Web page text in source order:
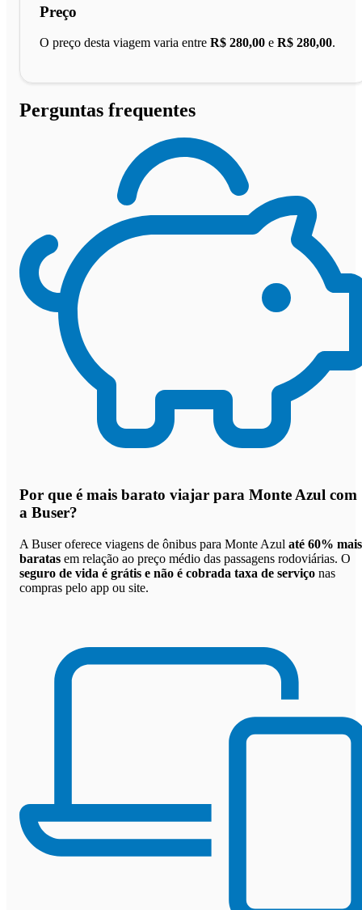
Preço
O preço desta viagem varia entre R$ 280,00 e R$ 280,00.
Perguntas frequentes
Por que é mais barato viajar para Monte Azul com
a Buser?
A Buser oferece viagens de ônibus para Monte Azul até 60% mais
baratas em relação ao preço médio das passagens rodoviárias. O
seguro de vida é grátis e não é cobrada taxa de serviço nas
compras pelo app ou site.